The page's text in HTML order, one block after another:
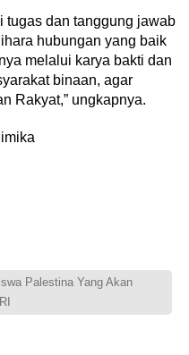
tugas dan tanggung jawab
hubungan yang baik
melalui karya bakti dan
binaan, agar
Rakyat,” ungkapnya.
Palestina Yang Akan